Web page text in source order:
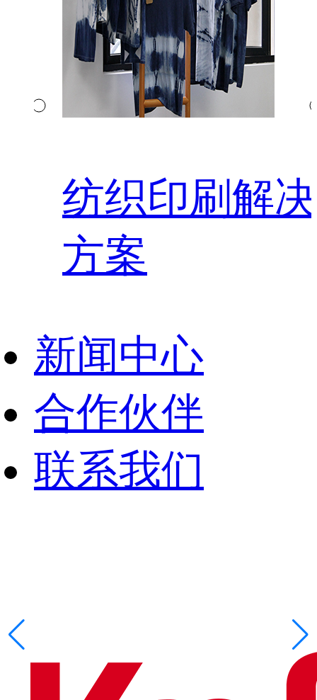
纺织印刷解决
方案
新闻中心
合作伙伴
联系我们